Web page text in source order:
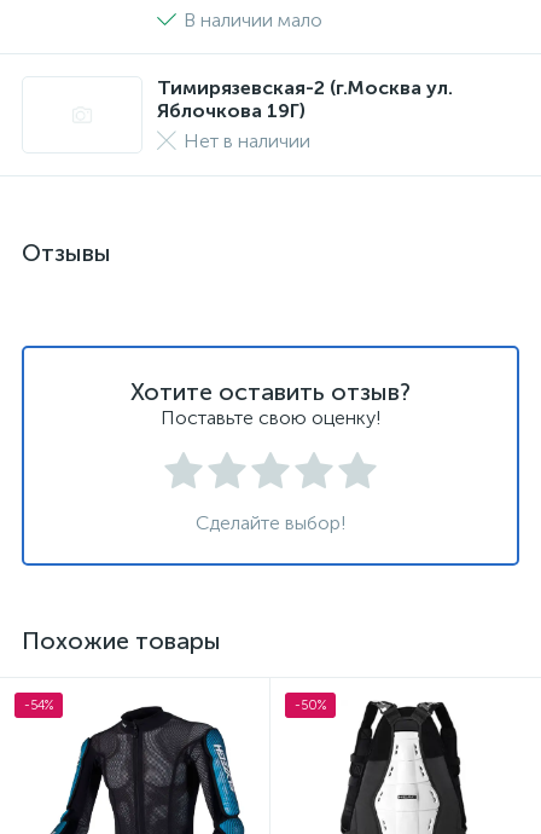
В наличии мало
Тимирязевская-2 (г.Москва ул.
Яблочкова 19Г)
Нет в наличии
Отзывы
Хотите оставить отзыв?
Поставьте свою оценку!
Сделайте выбор!
Похожие товары
-54% -50%